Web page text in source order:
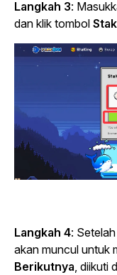
Langkah 3:
dan klik tombol
Langkah 4:
akan muncul untuk
Berikutnya , diikuti